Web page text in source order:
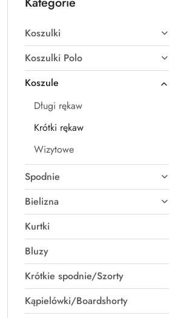
Koszulki
Koszulki Polo
Koszule
Długi rękaw
Krótki rękaw
Wizytowe
Spodnie
Bielizna
Kurtki
Bluzy
Krótkie spodnie/Szorty
Kąpielówki/Boardshorty